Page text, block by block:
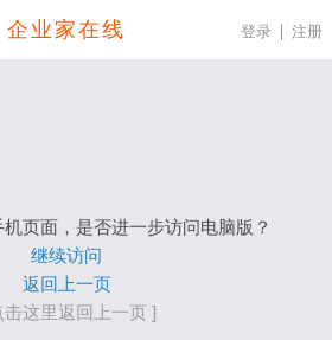
企业家在线 登录 注册
页面，是否进一步访问电脑版？
继续访问
返回上一页
击这里返回上一页 ]